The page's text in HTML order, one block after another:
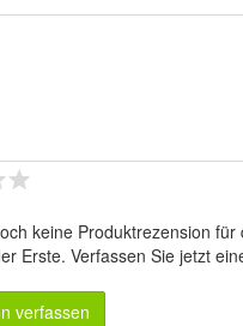
keine Produktrezension
Erste. Verfassen Sie jetzt
verfassen